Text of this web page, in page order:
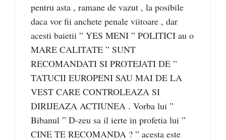
pentru asta , ramane de vazut , la posibile
daca vor fii anchete penale viitoare , dar
acesti baietii ” YES MENI ” POLITICI au o
MARE CALITATE ” SUNT
RECOMANDATI SI PROTEJATI DE ”
TATUCII EUROPENI SAU MAI DE LA
VEST CARE CONTROLEAZA SI
DIRIJEAZA ACTIUNEA . Vorba lui ”
Bibanul ” D-zeu sa il ierte in profetia lui ”
CINE TE RECOMANDA ? ” acesta este